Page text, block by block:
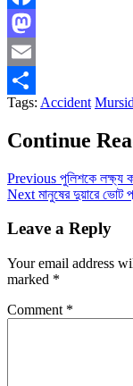
Facebook
Mastodon
Email
Share
Tags: Accident
Continue
Previous পুলিশকে লক্ষ্য
Next মানুষের দুয়ারে ভোট
Leave a Reply
Your email address
marked *
Comment *